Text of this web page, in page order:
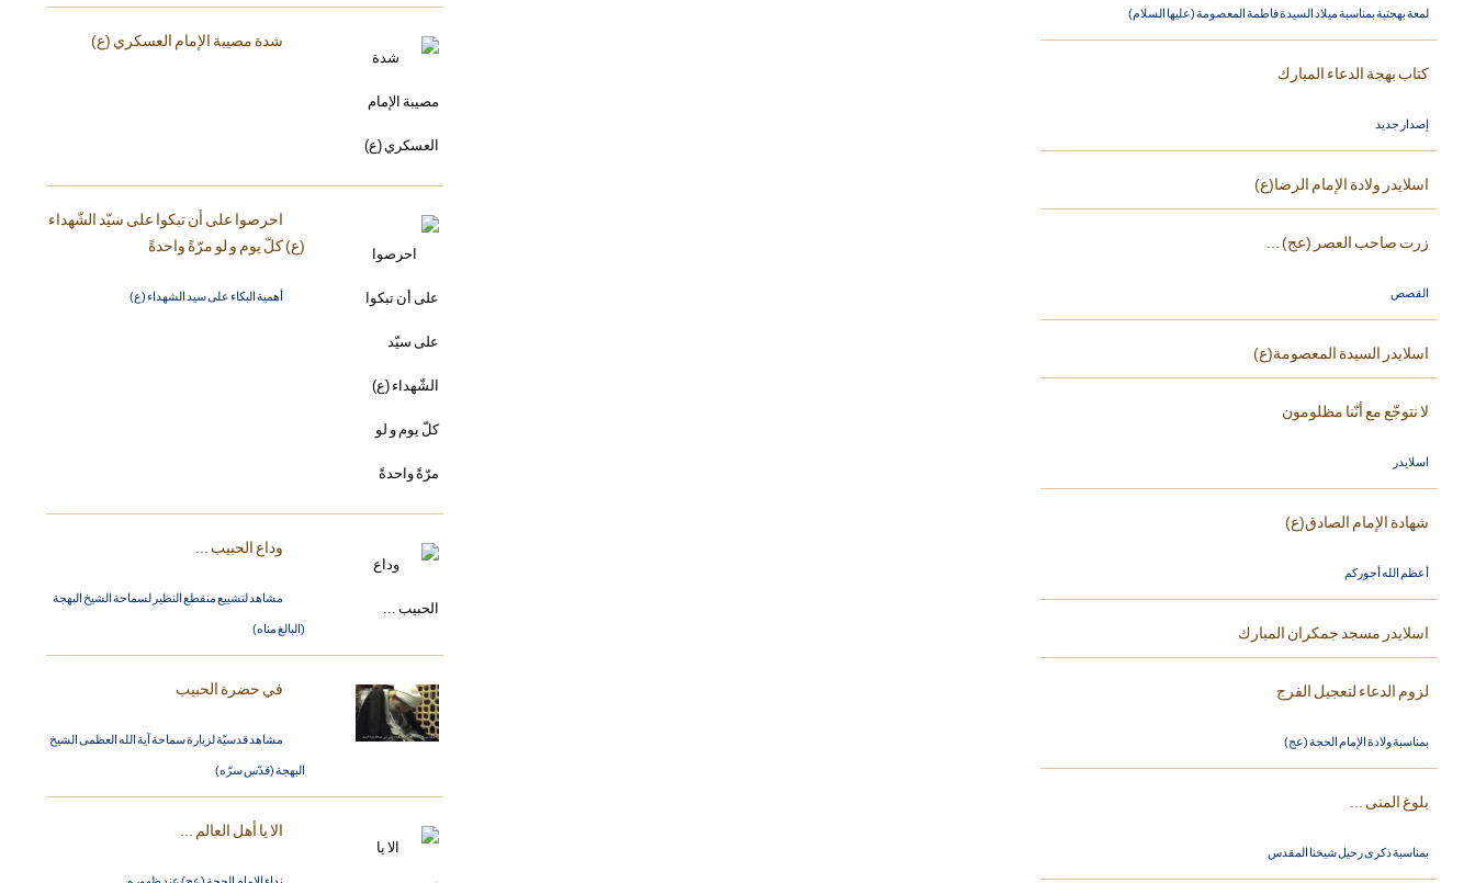
شدة مصيبة الإمام العسكري (ع)
احرصوا على أن تبكوا على سيّد الشّهداء
(ع) كلّ يوم و لو مرّةً واحدةً
أهمية البكاء على سيد الشهداء (ع)
وداع الحبيب ...
مشاهد لتشييع منقطع النظير لسماحة الشيخ البهجة
(البالغ مناه)
في حضرة الحبيب
مشاهد قدسيّة لزيارة سماحة آية الله العظمى الشيخ
البهجة (قدّس سرّه)
الا يا أهل العالم ...
لمعة بهجتية بمناسبة ميلاد السيدة فاطمة المعصومة (عليها السلام)
كتاب بهجة الدعاء المبارك
إصدار جديد
اسلايدر ولادة الإمام الرضا(ع)
زرت صاحب العصر (عج) ...
القصص
اسلايدر السيدة المعصومة(ع)
لا نتوجّع مع أنّنا مظلومون
اسلايدر
شهادة الإمام الصادق(ع)
أعظم الله أجوركم
اسلايدر مسجد جمكران المبارك
لزوم الدعاء لتعجيل الفرج
بمناسبة ولادة الإمام الحجة (عج)
بلوغ المنى ...
بمناسبة ذكرى رحيل شيخنا المقدس